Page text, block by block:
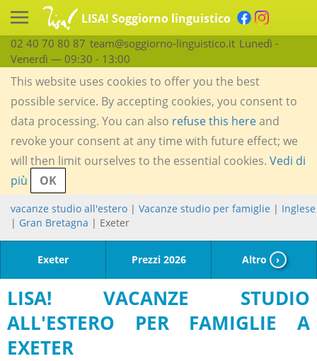
LISA! Soggiorno linguistico
02 40 70 80 87 team@soggiorno-linguistico.it Lunedì -
Venerdì — 09:30 - 13:00
This website uses cookies to offer you the best
possible service. By accepting cookies, you consent to
data processing. You can also refuse this hereand
revoke your consent at any time with future effect; we
will then limit ourselves to the essential cookies. Vedi di
più
OK
vacanze studio all'estero | Vacanze studio per famiglie | Inglese
| Gran Bretagna | Exeter
Exeter Prezzi 2026 Altro ›
LISA! VACANZE STUDIO
ALL'ESTERO PER FAMIGLIE A
EXETER